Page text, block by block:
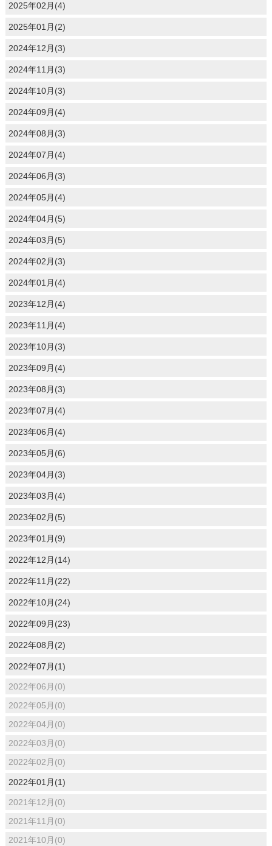
2025年02月(4)
2025年01月(2)
2024年12月(3)
2024年11月(3)
2024年10月(3)
2024年09月(4)
2024年08月(3)
2024年07月(4)
2024年06月(3)
2024年05月(4)
2024年04月(5)
2024年03月(5)
2024年02月(3)
2024年01月(4)
2023年12月(4)
2023年11月(4)
2023年10月(3)
2023年09月(4)
2023年08月(3)
2023年07月(4)
2023年06月(4)
2023年05月(6)
2023年04月(3)
2023年03月(4)
2023年02月(5)
2023年01月(9)
2022年12月(14)
2022年11月(22)
2022年10月(24)
2022年09月(23)
2022年08月(2)
2022年07月(1)
2022年06月(0)
2022年05月(0)
2022年04月(0)
2022年03月(0)
2022年02月(0)
2022年01月(1)
2021年12月(0)
2021年11月(0)
2021年10月(0)